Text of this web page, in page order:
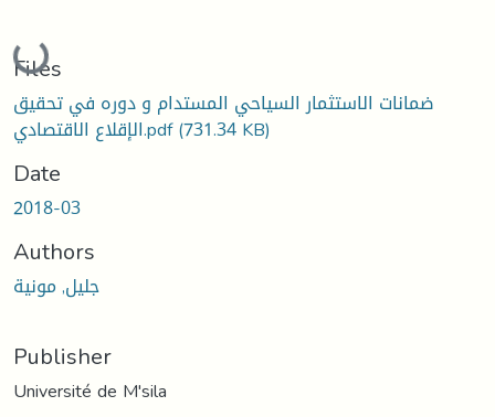
Loading...
Files
ضمانات الاستثمار السياحي المستدام و دوره في تحقيق
الإقلاع الاقتصادي.pdf(731.34 KB)
Date
2018-03
Authors
جليل, مونية
Publisher
Université de M'sila